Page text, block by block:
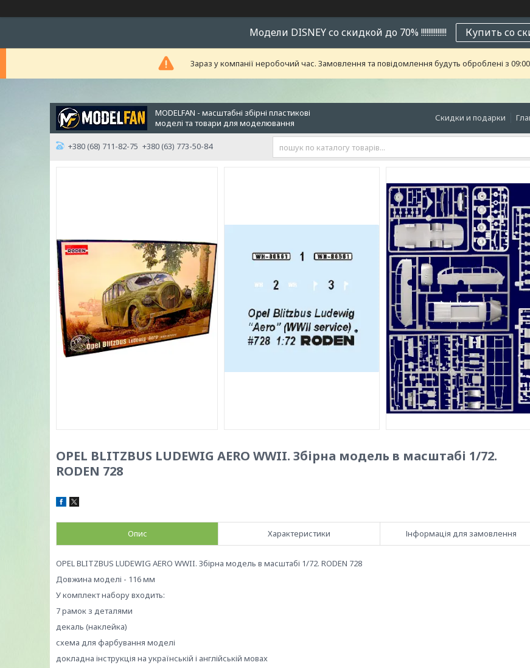
Модели DISNEY со скидкой до 70% !!!!!!!!!!!!!! Купить со
Зараз у компанії неробочий час. Замовлення та повідомлення будуть оброблені з
MODELFAN - масштабні збірні пластикові
моделі та товари для моделювання
Скидки и подарки
+380 (68) 711-82-75 +380 (63) 773-50-84
OPEL BLITZBUS LUDEWIG AERO WWII. Збірна модель в масштабі 1/72.
RODEN 728
Опис Характеристики Інформація для замовлення
OPEL BLITZBUS LUDEWIG AERO WWII. Збірна модель в масштабі 1/72. RODEN 728
Довжина моделі - 116 мм
У комплект набору входить:
7 рамок з деталями
декаль (наклейка)
схема для фарбування моделі
докладна інструкція на українській і англійській мовах